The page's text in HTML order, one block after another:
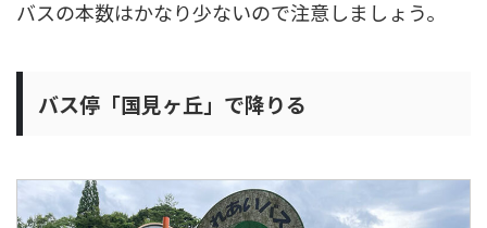
バスの本数はかなり少ないので注意しましょう。
バス停「国見ヶ丘」で降りる